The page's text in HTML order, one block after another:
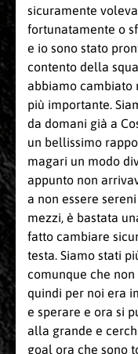
sicuramente
fortunatamente o
e io sono stato
contento della
abbiamo cambiato
più importante.
da domani già a
un bellissimo
magari un modo
appunto non
a non essere
mezzi, è bastata
fatto cambiare
testa. Siamo stati
comunque che
quindi per noi era
e sperare e ora si
alla grande e
goal ora che sono